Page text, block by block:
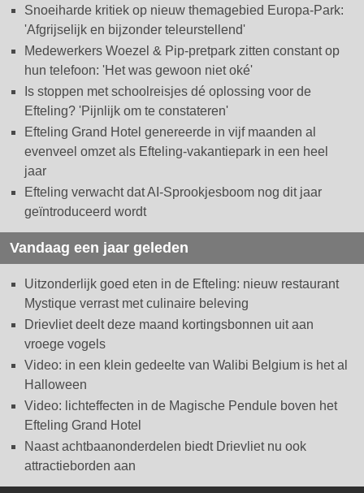
Snoeiharde kritiek op nieuw themagebied Europa-Park:
'Afgrijselijk en bijzonder teleurstellend'
Medewerkers Woezel & Pip-pretpark zitten constant op
hun telefoon: 'Het was gewoon niet oké'
Is stoppen met schoolreisjes dé oplossing voor de
Efteling? 'Pijnlijk om te constateren'
Efteling Grand Hotel genereerde in vijf maanden al
evenveel omzet als Efteling-vakantiepark in een heel
jaar
Efteling verwacht dat AI-Sprookjesboom nog dit jaar
geïntroduceerd wordt
Vandaag een jaar geleden
Uitzonderlijk goed eten in de Efteling: nieuw restaurant
Mystique verrast met culinaire beleving
Drievliet deelt deze maand kortingsbonnen uit aan
vroege vogels
Video: in een klein gedeelte van Walibi Belgium is het al
Halloween
Video: lichteffecten in de Magische Pendule boven het
Efteling Grand Hotel
Naast achtbaanonderdelen biedt Drievliet nu ook
attractieborden aan